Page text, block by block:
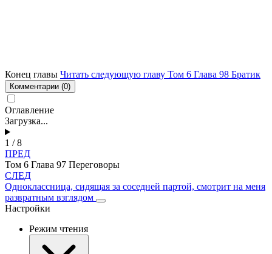
Конец главы Читать следующую главу Том 6 Глава 98 Братик
Комментарии (0)
Оглавление
Загрузка...
1 / 8
ПРЕД
Том 6 Глава 97 Переговоры
СЛЕД
Одноклассница, сидящая за соседней партой, смотрит на меня
развратным взглядом
Настройки
Режим чтения